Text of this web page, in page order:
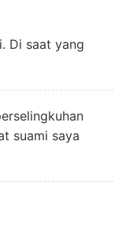
Di saat yang
suami saya